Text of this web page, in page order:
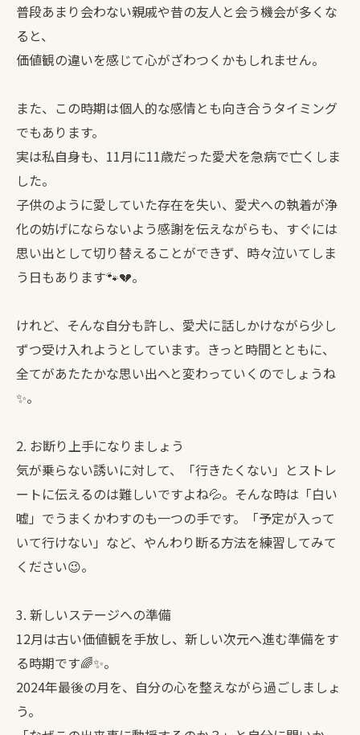
普段あまり会わない親戚や昔の友人と会う機会が多くな
ると、
価値観の違いを感じて心がざわつくかもしれません。
また、この時期は個人的な感情とも向き合うタイミング
でもあります。
実は私自身も、11月に11歳だった愛犬を急病で亡くしま
した。
子供のように愛していた存在を失い、愛犬への執着が浄
化の妨げにならないよう感謝を伝えながらも、すぐには
思い出として切り替えることができず、時々泣いてしま
う日もあります🐾💔。
けれど、そんな自分も許し、愛犬に話しかけながら少し
ずつ受け入れようとしています。きっと時間とともに、
全てがあたたかな思い出へと変わっていくのでしょうね
✨。
2. お断り上手になりましょう
気が乗らない誘いに対して、「行きたくない」とストレ
ートに伝えるのは難しいですよね💦。そんな時は「白い
嘘」でうまくかわすのも一つの手です。「予定が入って
いて行けない」など、やんわり断る方法を練習してみて
ください😉。
3. 新しいステージへの準備
12月は古い価値観を手放し、新しい次元へ進む準備をす
る時期です🌈✨。
2024年最後の月を、自分の心を整えながら過ごしましょ
う。